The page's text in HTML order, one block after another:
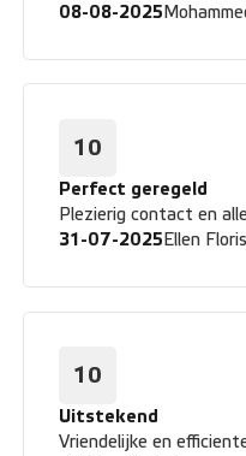
08-08-2025
10
Perfect geregeld
Plezierig contact en
31-07-2025 Ellen Floris
10
Uitstekend
Vriendelijke en